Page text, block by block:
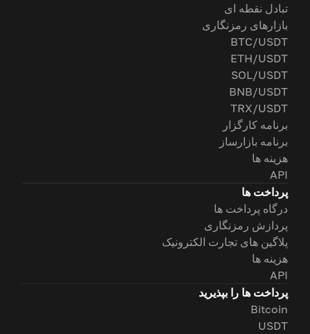
تبادل نقطه ای
بازارهای رمزنگاری
BTC/USDT
ETH/USDT
SOL/USDT
BNB/USDT
TRX/USDT
برنامه کارگزار
برنامه بازارساز
هزینه ها
API
پرداخت ها
درگاه پرداخت ها
پردازش رمزنگاری
پلاگین های تجارت الکترونیک
هزینه ها
API
پرداخت ها را بپذیرید
Bitcoin
USDT